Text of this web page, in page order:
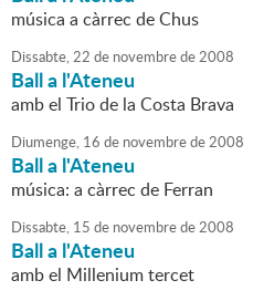
música a càrrec de Chus
Dissabte,22 de novembrede2008
Ball a l'Ateneu
amb el Trio de la Costa Brava
Diumenge, 16 de novembrede2008
Ball a l'Ateneu
música: a càrrec de Ferran
Dissabte, 15 de novembrede2008
Ball a l'Ateneu
amb el Millenium tercet